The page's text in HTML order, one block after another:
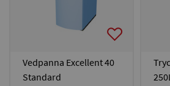
Vedpanna Excellent 40
Standard